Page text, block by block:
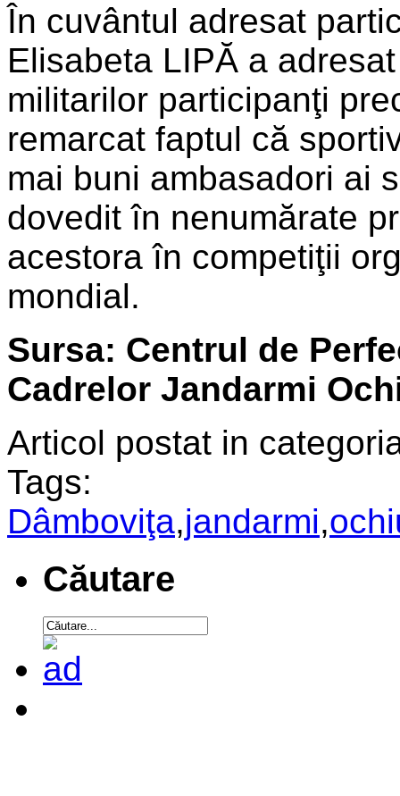
În cuvântul adresat
Elisabeta LIPĂ a
militarilor participanţi
remarcat faptul că
mai buni ambasadori ai
dovedit în nenumărate
acestora în competiţii
mondial.
Sursa: Centrul de
Cadrelor Jandarmi
Articol postat in
Tags:
Dâmboviţa,jandarmi,
Căutare